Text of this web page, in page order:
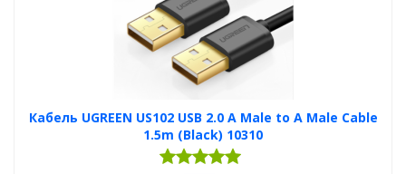
Кабель UGREEN US102 USB 2.0 A Male to A Male Cable
1.5m (Black) 10310